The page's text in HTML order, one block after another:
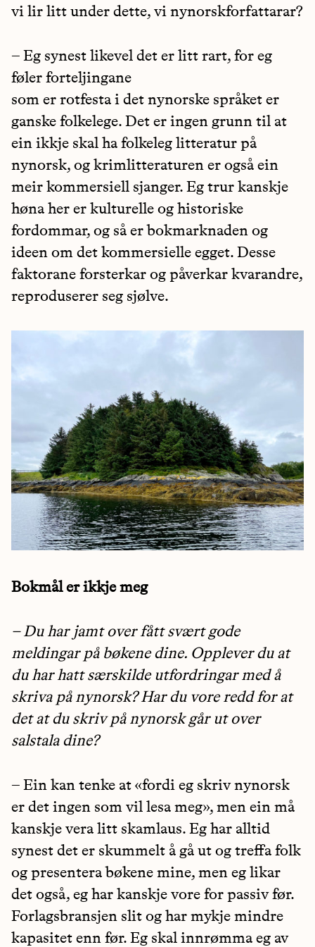
vi lir litt under dette, vi nynorskforfattarar?
– Eg synest likevel det er litt rart, for eg
føler forteljingane
som er rotfesta i det nynorske språket er
ganske folkelege. Det er ingen grunn til at
ein ikkje skal ha folkeleg litteratur på
nynorsk, og krimlitteraturen er også ein
meir kommersiell sjanger. Eg trur kanskje
høna her er kulturelle og historiske
fordommar, og så er bokmarknaden og
ideen om det kommersielle egget. Desse
faktorane forsterkar og påverkar kvarandre,
reproduserer seg sjølve.
Bokmål er ikkje meg
– Du har jamt over fått svært gode
meldingar på bøkene dine. Opplever du at
du har hatt særskilde utfordringar med å
skriva på nynorsk? Har du vore redd for at
det at du skriv på nynorsk går ut over
salstala dine?
– Ein kan tenke at «fordi eg skriv nynorsk
er det ingen som vil lesa meg», men ein må
kanskje vera litt skamlaus. Eg har alltid
synest det er skummelt å gå ut og treffa folk
og presentera bøkene mine, men eg likar
det også, eg har kanskje vore for passiv før.
Forlagsbransjen slit og har mykje mindre
kapasitet enn før. Eg skal innrømma eg av